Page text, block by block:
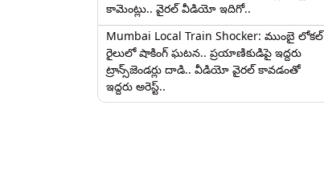
కామెంట్లు.. వైరల్ వీడియో ఇదిగో..
Mumbai Local Train Shocker: ముంబై లోకల్
రైలులో షాకింగ్ ఘటన.. ప్రయాణికుడిపై ఇద్దరు
ట్రాన్స్‌జెండర్లు దాడి.. వీడియో వైరల్ కావడంతో
ఇద్దరు అరెస్ట్..